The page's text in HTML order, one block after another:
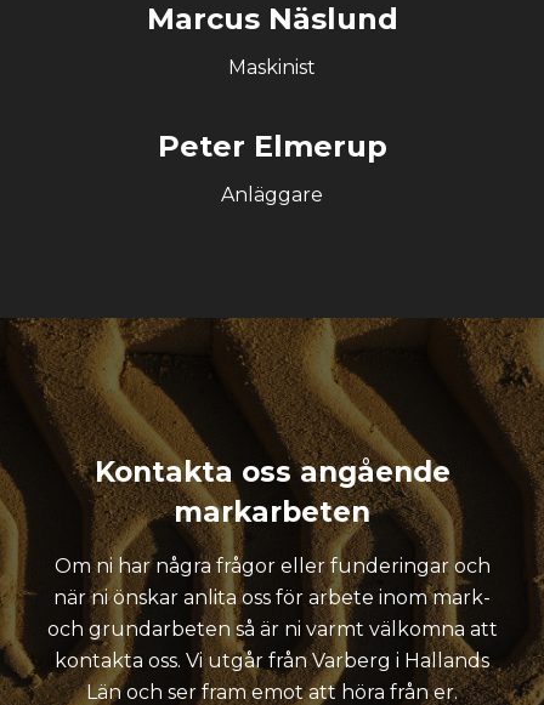
Marcus Näslund
Maskinist
Peter Elmerup
Anläggare
Kontakta oss angående
markarbeten
Om ni har några frågor eller funderingar och
när ni önskar anlita oss för arbete inom mark-
och grundarbeten så är ni varmt välkomna att
kontakta oss. Vi utgår från Varberg i Hallands
Län och ser fram emot att höra från er.